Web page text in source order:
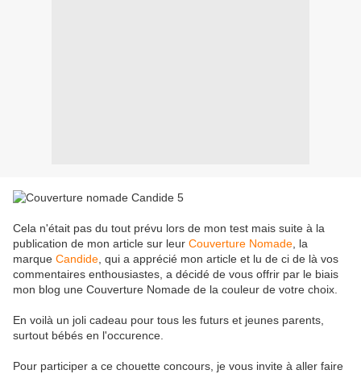
Cela n'était pas du tout prévu lors de mon test mais suite à la
publication de mon article sur leur Couverture Nomade , la
marque Candide , qui a apprécié mon article et lu de ci de là vos
commentaires enthousiastes, a décidé de vous offrir par le biais
mon blog une Couverture Nomade de la couleur de votre choix.
En voilà un joli cadeau pour tous les futurs et jeunes parents,
surtout bébés en l'occurence.
Pour participer a ce chouette concours, je vous invite à aller faire